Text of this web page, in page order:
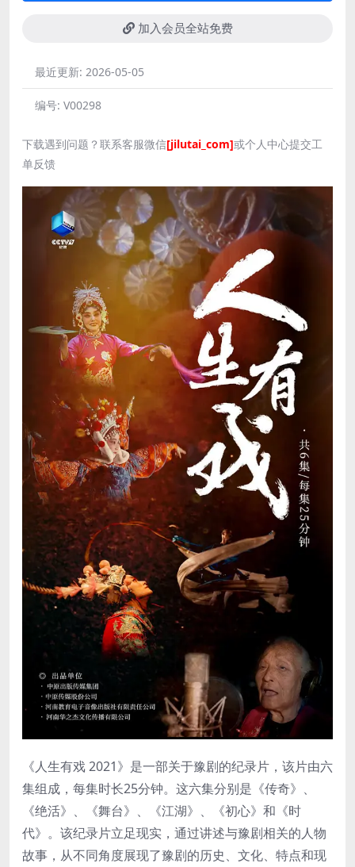
加入会员全站免费
最近更新: 2026-05-05
编号: V00298
下载遇到问题？联系客服微信[jilutai_com]或个人中心提交工
单反馈
《人生有戏 2021》是一部关于豫剧的纪录片，该片由六
集组成，每集时长25分钟。这六集分别是《传奇》、
《绝活》、《舞台》、《江湖》、《初心》和《时
代》。该纪录片立足现实，通过讲述与豫剧相关的人物
故事，从不同角度展现了豫剧的历史、文化、特点和现